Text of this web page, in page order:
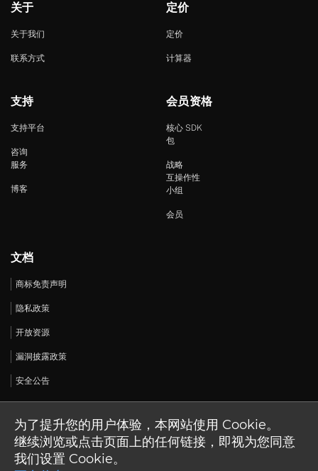
关于
关于我们
联系方式
定价
定价
计算器
支持
支持平台
咨询
服务
博客
会员资格
核心 SDK
包
战略
互操作性
小组
会员
文档
商标免责声明
隐私政策
开放资源
漏洞披露政策
安全公告
© 2026 开放设计联盟。 版权所有。
为了提升您的用户体验，本网站使用 Cookie。
继续浏览或点击页面上的任何链接，即视为您同意
我们设置 Cookie。